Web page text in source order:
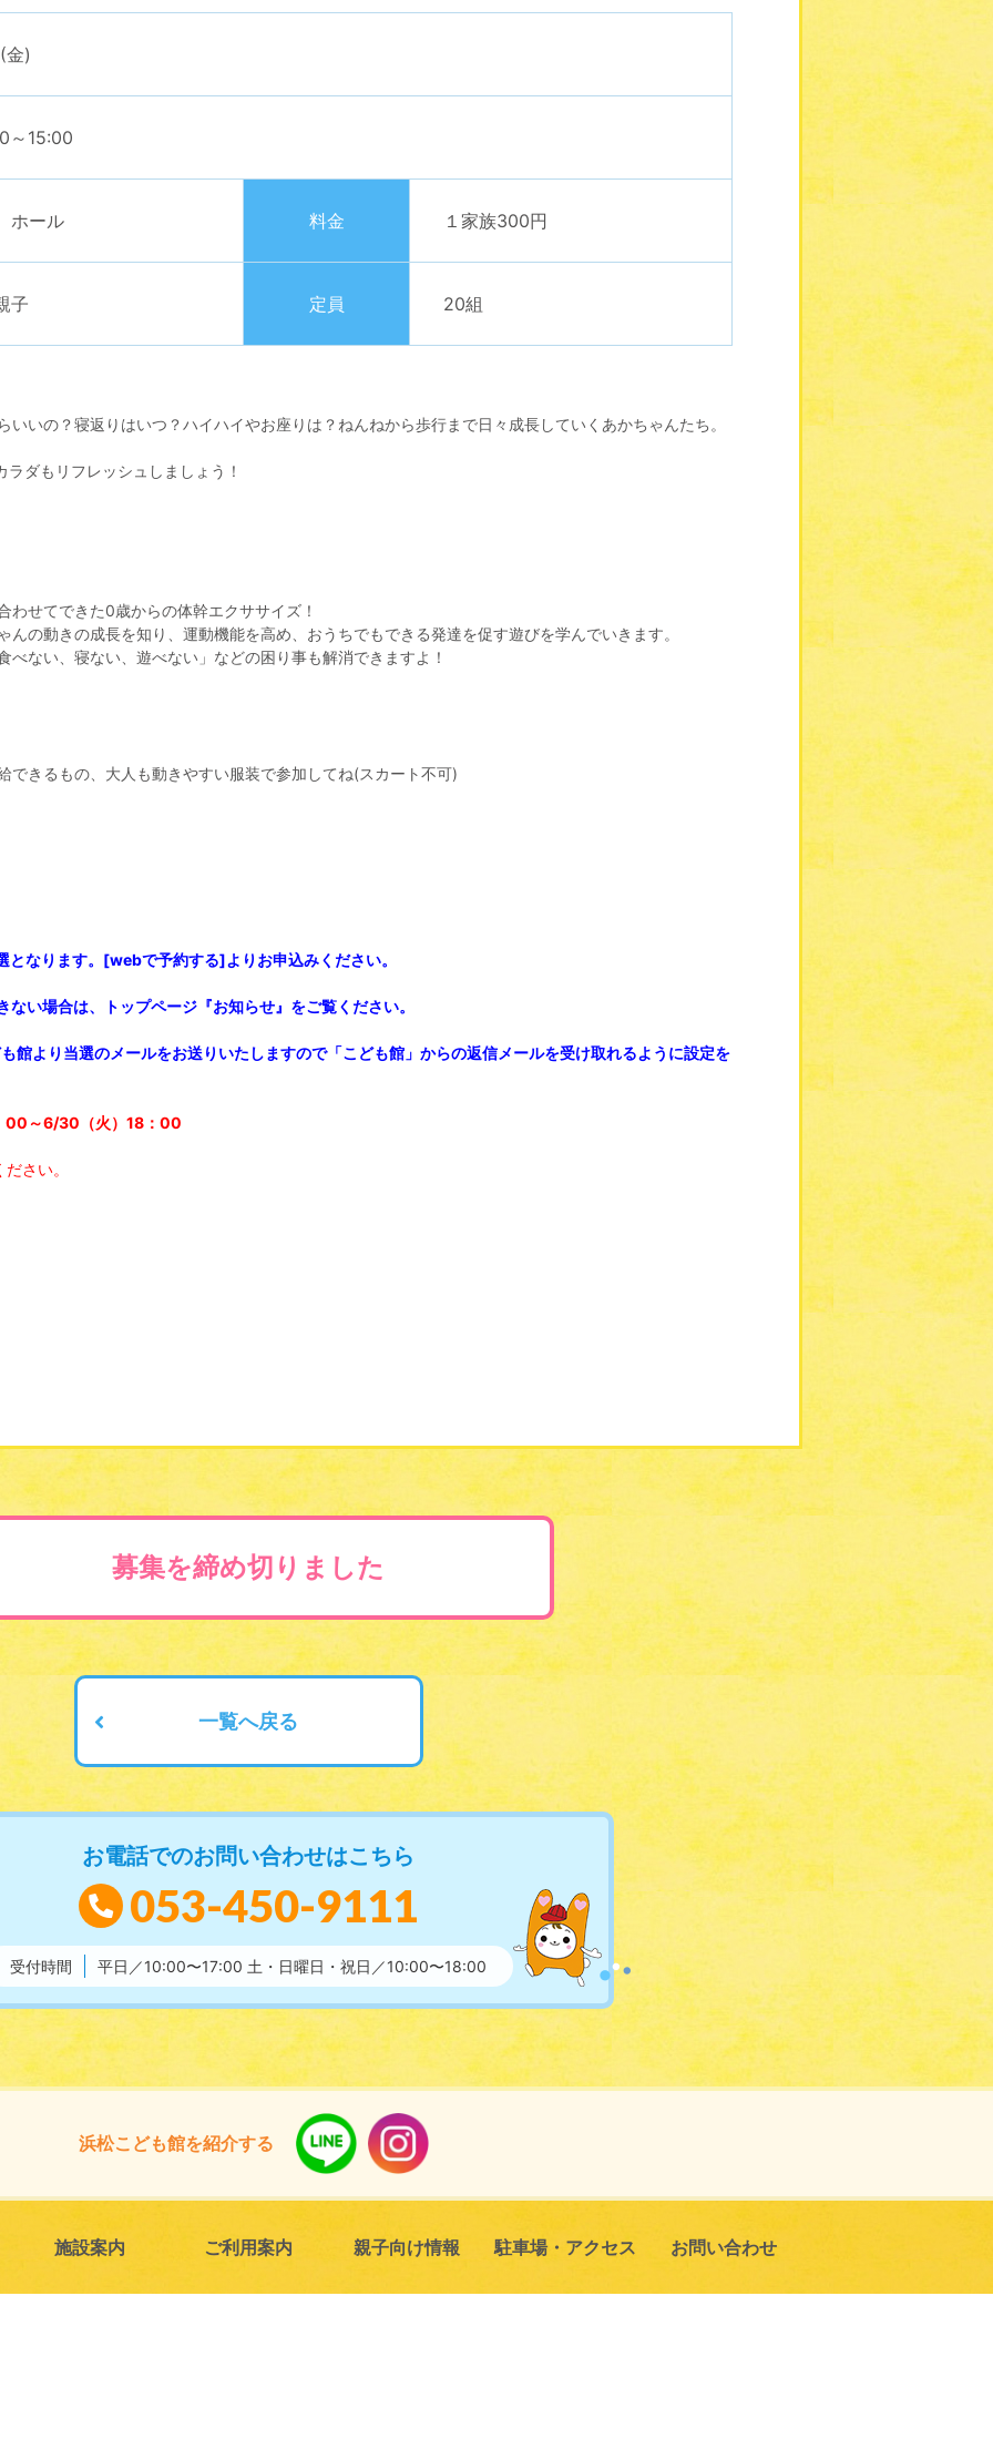
金)
～15:00
ール 料金 １家族300円
子 定員 20組
いいの？寝返りはいつ？ハイハイやお座りは？ねんねから歩行まで日々成長していくあかちゃんたち。
ダもリフレッシュしましょう！
わせてできた0歳からの体幹エクササイズ！
んの動きの成長を知り、運動機能を高め、おうちでもできる発達を促す遊びを学んでいきます。
べない、寝ない、遊べない」などの困り事も解消できますよ！
できるもの、大人も動きやすい服装で参加してね(スカート不可)
となります。[webで予約する]よりお申込みください。
い場合は、トップページ『お知らせ』をご覧ください。
館より当選のメールをお送りいたしますので「こども館」からの返信メールを受け取れるように設定を
00～6/30（火）18：00
さい。
募集を締め切りました
一覧へ戻る
お電話でのお問い合わせはこちら
053-450-9111
受付時間 平日／10:00〜17:00 土・日曜日・祝日／10:00〜18:00
浜松こども館を紹介する
施設案内 ご利用案内 親子向け情報 駐車場・ アクセス お問い合わせ